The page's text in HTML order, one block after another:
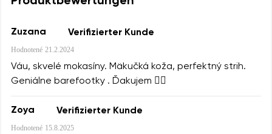
Zuzana Verifizierter Kunde
Hodnotené 21.2.2024
Váu, skvelé mokasíny. Mäkučká koža, perfektný strih.
Geniálne barefootky . Ďakujem 👍🏻
Zoya Verifizierter Kunde
Hodnotené 15.8.2025